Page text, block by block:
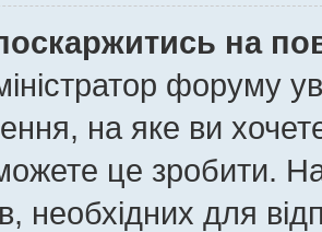
на
форуму
на яке ви
це зробити.
необхідних для